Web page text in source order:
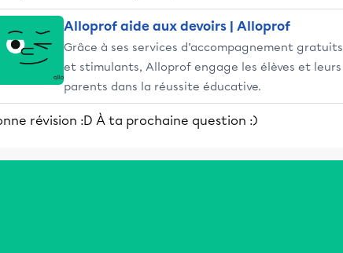
Alloprof aide aux devoirs | Alloprof
Grâce à ses services d’accompagnement gratuits
et stimulants, Alloprof engage les élèves et leurs
parents dans la réussite éducative.
révision :D À ta prochaine question :)